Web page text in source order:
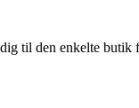
til den enkelte butik